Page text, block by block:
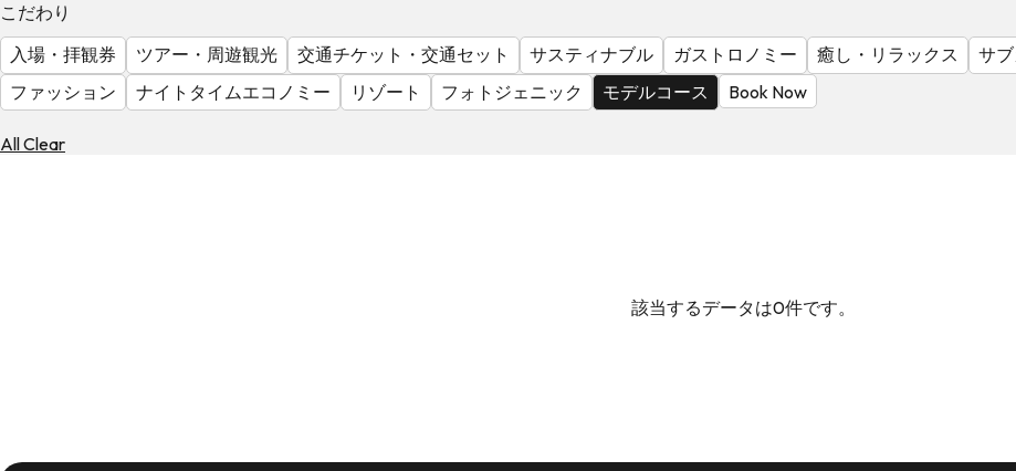
す
替
を
調
べ
天
こだわり
入場・拝観券
ツアー・周遊観光 交通チケット・交通セット サスティナブル ガストロノミー 癒し・リラックス
サ
ファッション
ナイトタイムエコノミー リゾート フォトジェニック モデルコース Book Now
All Clear
該当するデータは0件です。